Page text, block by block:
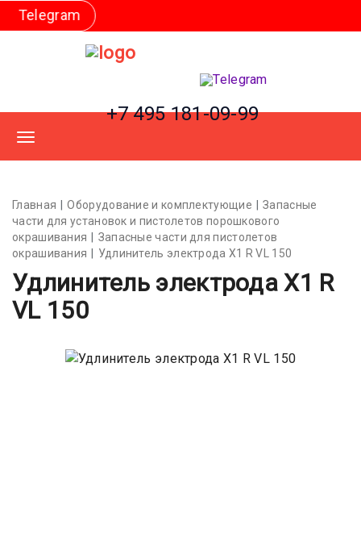
+7 495 181-09-99
Главная Оборудование и комплектующие
Запасные
части для установок и пистолетов порошкового
окрашивания
Запасные части для пистолетов
окрашивания
Удлинитель электрода X1 R VL 150
Удлинитель электрода X1 R
VL 150